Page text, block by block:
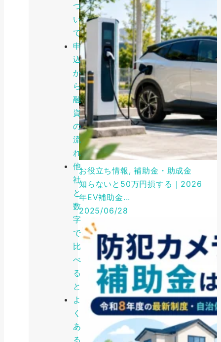
つ
い
て
申
込
か
ら
融
資
の
流
れ
他
社
と
数
字
で
比
べ
る
と
よ
く
あ
る
お役立ち情報, 補助金・助成金
知らないと50万円損する｜2026
年EV補助金...
2025/06/28